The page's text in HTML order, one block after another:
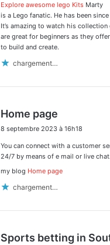
Explore awesome lego Kits Marty
is a Lego fanatic. He has been
It’s amazing to watch his
are great for beginners as they
to build and create.
chargement…
Home page
t
:
8 septembre 2023 à 16h18
You can connect with a customer
24/7 by means of e mail or live chat.
my blog Home page
chargement…
Sports betting in